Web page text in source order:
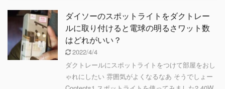
ダイソーのスポットライトをダクトレー
ルに取り付けると電球の明るさワット数
はどれがいい？
2022/4/4
ダクトレールにスポットライトをつけて部屋をおし
ゃれにしたい 雰囲気がよくなるなあ そうでしょー